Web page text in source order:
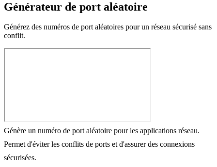
Générateur de port aléatoire
Générez des numéros de port aléatoires pour un réseau sécurisé sans
conflit.
Génère un numéro de port aléatoire pour les applications réseau.
Permet d'éviter les conflits de ports et d'assurer des connexions
sécurisées.